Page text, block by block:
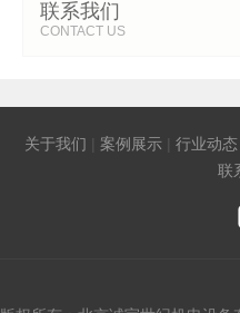
联系我们
CONTACT US
关于我们 案例展示 行业动态
联